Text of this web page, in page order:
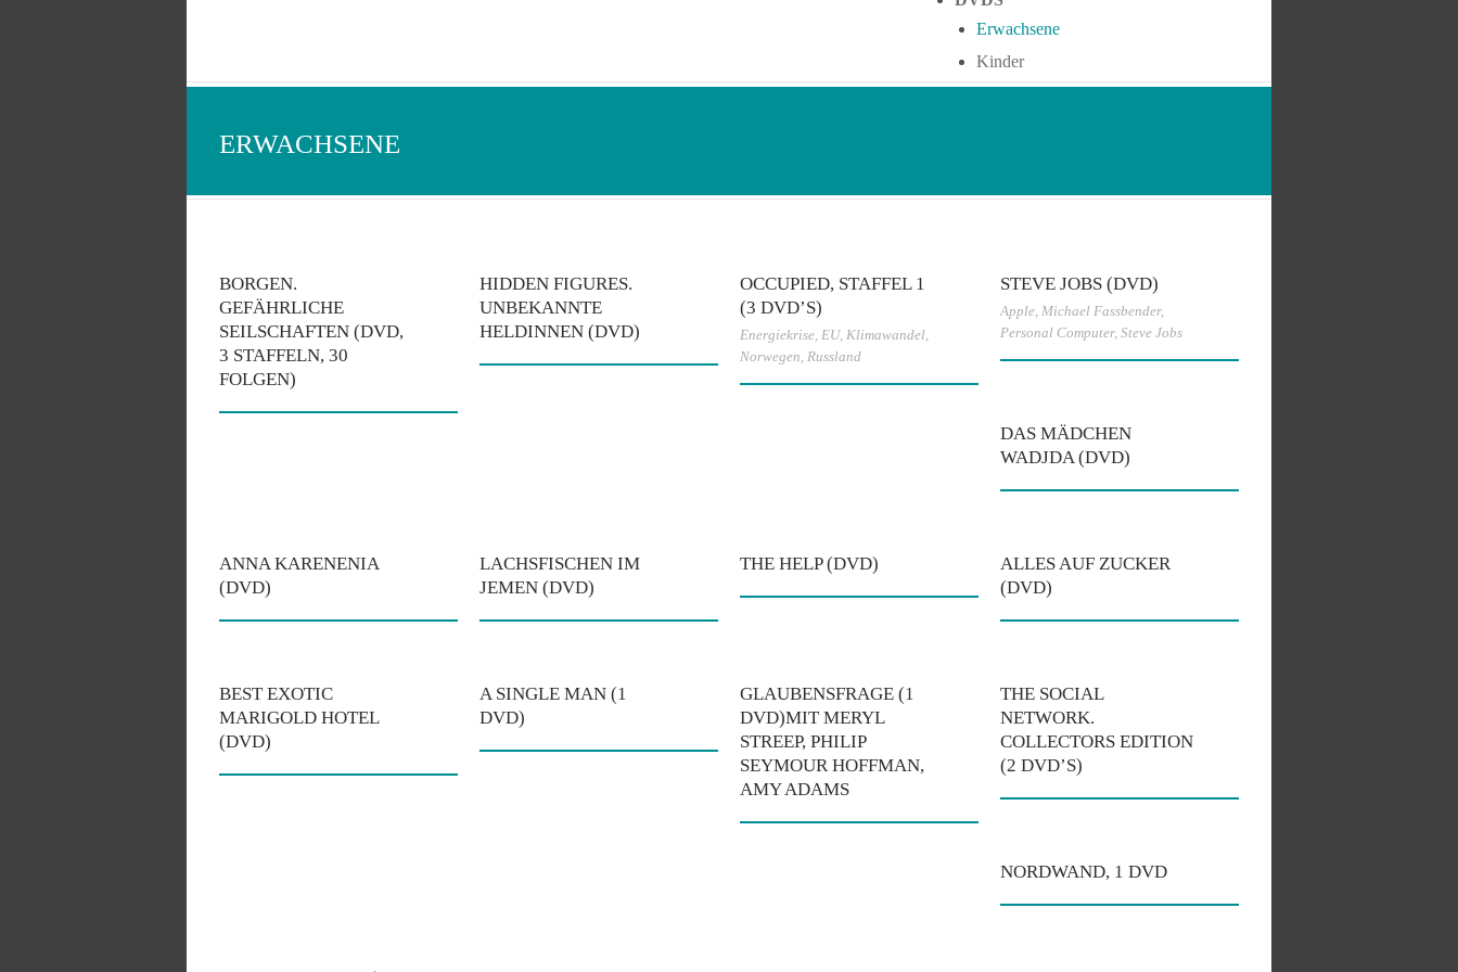
Erwachsene
Kinder
ERWACHSENE
BORGEN.
GEFÄHRLICHE
SEILSCHAFTEN (DVD,
3 STAFFELN, 30
FOLGEN)
HIDDEN FIGURES.
UNBEKANNTE
HELDINNEN (DVD)
OCCUPIED, STAFFEL 1
(3 DVD’S)
Energiekrise, EU, Klimawandel,
Norwegen, Russland
STEVE JOBS (DVD)
Apple, Michael Fassbender,
Personal Computer, Steve Jobs
DAS MÄDCHEN
WADJDA (DVD)
ANNA KARENENIA
(DVD)
LACHSFISCHEN IM
JEMEN (DVD)
THE HELP (DVD)
ALLES AUF ZUCKER
(DVD)
BEST EXOTIC
MARIGOLD HOTEL
(DVD)
A SINGLE MAN (1
DVD)
GLAUBENSFRAGE (1
DVD)MIT MERYL
STREEP, PHILIP
SEYMOUR HOFFMAN,
AMY ADAMS
THE SOCIAL
NETWORK.
COLLECTORS EDITION
(2 DVD’S)
NORDWAND, 1 DVD